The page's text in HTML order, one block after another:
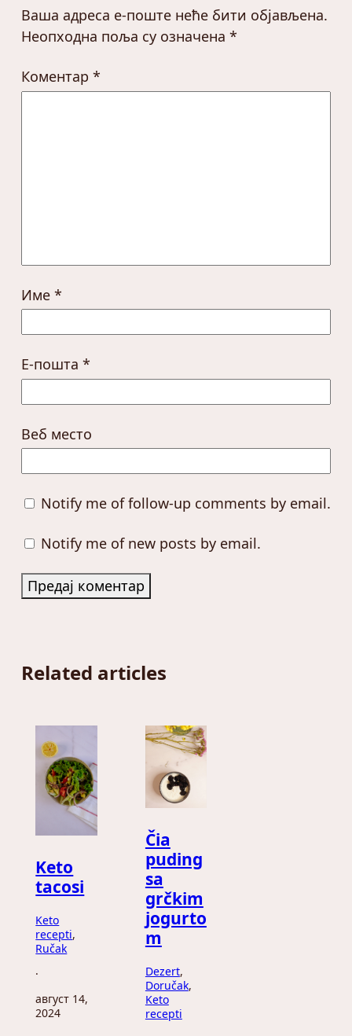
Ваша адреса е-поште неће бити објављена.
Неопходна поља су означена *
Коментар *
Име *
Е-пошта *
Веб место
Notify me of follow-up comments by email.
Notify me of new posts by email.
Related articles
Keto
tacosi
Keto
recepti
Ručak
·
август 14,
2024
Čia
puding
sa
grčkim
jogurto
m
Dezert
Doručak
Keto
recepti